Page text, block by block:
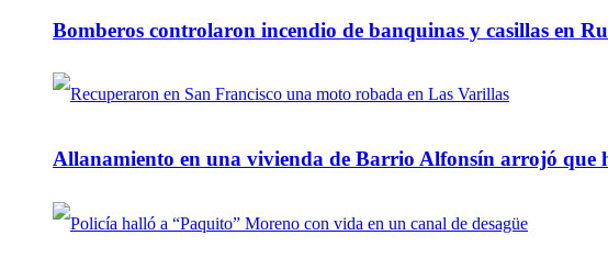
Bomberos controlaron incendio de banquinas y casillas en
Allanamiento en una vivienda de Barrio Alfonsín arrojó